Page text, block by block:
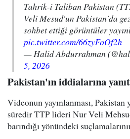
Tahrik-i Taliban Pakistan
Veli Mesud'un Pakistan'da
sohbet ettiği görüntüler
pic.twitter.com/66zyFoOf2h
— Halid Abdurrahman
5, 2026
Pakistan'ın iddialarına
Videonun yayınlanması,
süredir TTP lideri Nur Veli
barındığı yönündeki